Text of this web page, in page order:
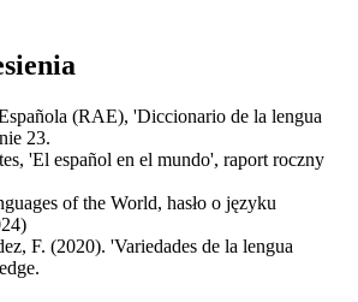
(RAE), 'Diccionario de la lengua
23.
'El español en el mundo', raport roczny
of the World, hasło o języku
F. (2020). 'Variedades de la lengua